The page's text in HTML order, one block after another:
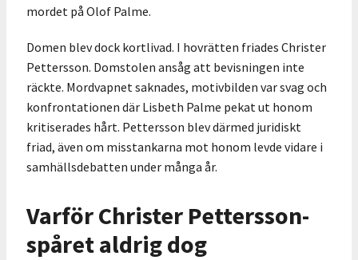
mordet på Olof Palme.
Domen blev dock kortlivad. I hovrätten friades Christer
Pettersson. Domstolen ansåg att bevisningen inte
räckte. Mordvapnet saknades, motivbilden var svag och
konfrontationen där Lisbeth Palme pekat ut honom
kritiserades hårt. Pettersson blev därmed juridiskt
friad, även om misstankarna mot honom levde vidare i
samhällsdebatten under många år.
Varför Christer Pettersson-
spåret aldrig dog